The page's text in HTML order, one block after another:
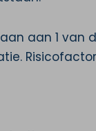
aan 1 van